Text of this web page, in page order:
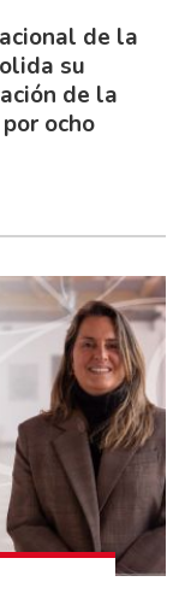
de la
su
de la
ocho